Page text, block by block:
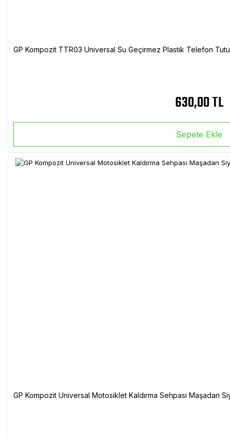
GP Kompozit TTR03 Universal Su Geçirmez Plastik Telefon
630,00 TL
Sepete Ekle
GP Kompozit Universal Motosiklet Kaldırma Sehpası Maşadan